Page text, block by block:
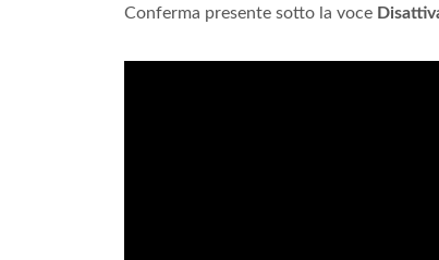
Conferma presente sotto la voce